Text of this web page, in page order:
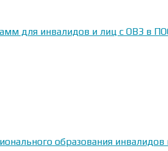
для инвалидов и лиц с ОВЗ в
образования